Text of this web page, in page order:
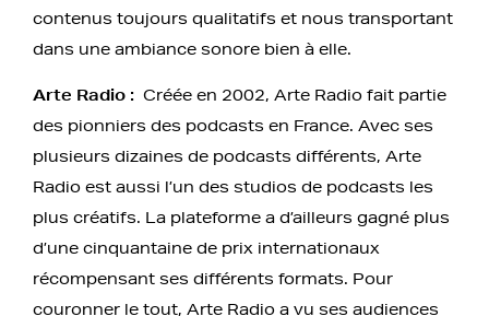
contenus toujours qualitatifs et nous transportant
dans une ambiance sonore bien à elle.
Arte Radio : Créée en 2002, Arte Radio fait partie
des pionniers des podcasts en France. Avec ses
plusieurs dizaines de podcasts différents, Arte
Radio est aussi l’un des studios de podcasts les
plus créatifs. La plateforme a d’ailleurs gagné plus
d’une cinquantaine de prix internationaux
récompensant ses différents formats. Pour
couronner le tout, Arte Radio a vu ses audiences